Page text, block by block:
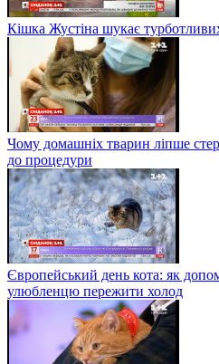
Кішка Жустіна шукає
Чому домашніх тварин ліпше
до процедури
Європейський день кота: як
улюбленцю пережити холод